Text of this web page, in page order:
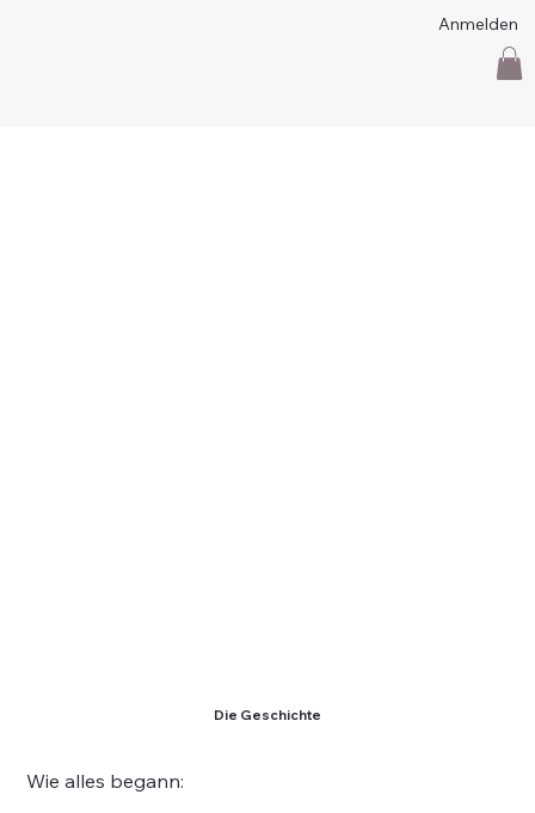
Anmelden
Die Geschichte
Wie alles begann: